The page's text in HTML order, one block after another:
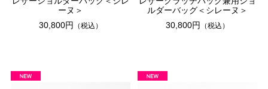
ーヌ＞
30,800円
（税込）
ルダーバッグ＜シレーヌ＞
30,800円
（税込）